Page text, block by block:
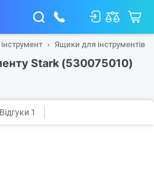
Ящики для інструментів
Stark (530075010)
Відгуки 1